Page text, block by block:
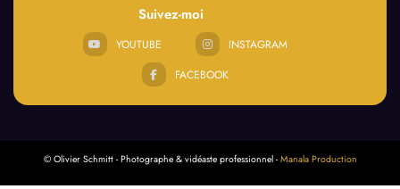
Suivez-moi
YOUTUBE
INSTAGRAM
FACEBOOK
© Olivier Schmitt - Photographe & vidéaste professionnel -Manala Production